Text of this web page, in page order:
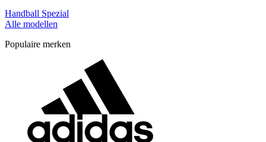
Handball Spezial
Alle modellen
Populaire merken